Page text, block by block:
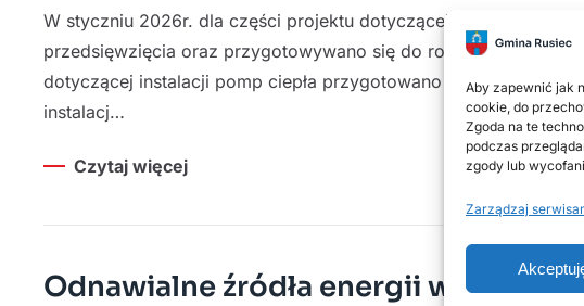
Aby zapewnić jak
cookie, do
Zgoda na te
podczas
zgody lub
Zarządzaj
W styczniu 2026r. dla części projektu dotyczącej instalacji PV i
przedsięwzięcia oraz przygotowywano się do rozpoczęcia
dotyczącej instalacji pomp ciepła przygotowano nowe
instalacj…
Czytaj więcej
Odnawialne źródła energii w Gminie